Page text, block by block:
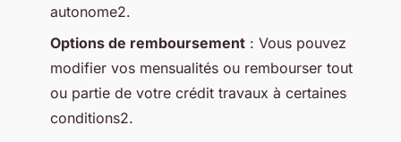
autonome2.
Options de remboursement : Vous pouvez
modifier vos mensualités ou rembourser tout
ou partie de votre crédit travaux à certaines
conditions2.